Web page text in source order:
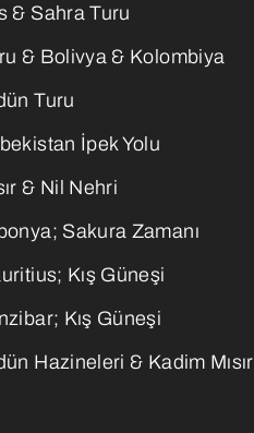
& Sahra Turu
& Bolivya & Kolombiya
Turu
İpek Yolu
& Nil Nehri
Sakura Zamanı
Kış Güneşi
Kış Güneşi
Hazineleri & Kadim Mısır